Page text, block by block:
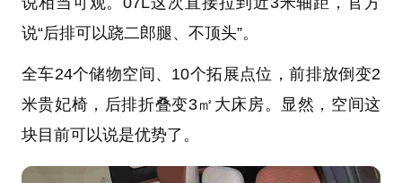
说“后排可以跷二郎腿、不顶头”。
全车24个储物空间、10个拓展点位，前排放倒变2
米贵妃椅，后排折叠变3㎡大床房。显然，空间这
块目前可以说是优势了。